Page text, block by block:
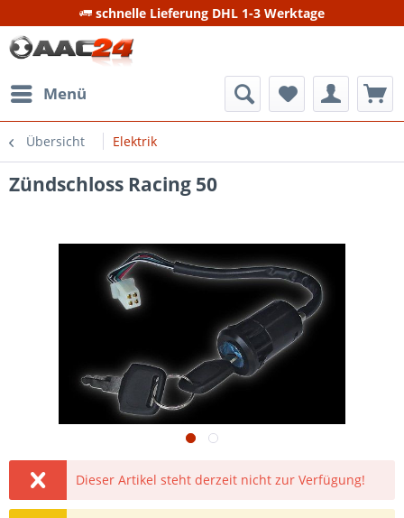
schnelle Lieferung DHL 1-3 Werktage
Menü
Übersicht Elektrik
Zündschloss Racing 50
Dieser Artikel steht derzeit nicht zur Verfügung!